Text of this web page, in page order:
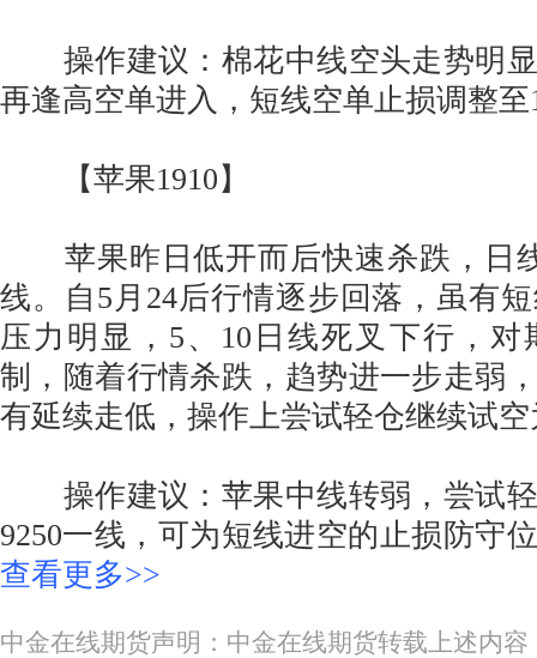
操作建议：棉花中线空头走势明显
再逢高空单进入，短线空单止损调整至
【苹果1910】
苹果昨日低开而后快速杀跌，日
线。自5月24后行情逐步回落，虽有
压力明显，5、10日线死叉下行，对
制，随着行情杀跌，趋势进一步走弱
有延续走低，操作上尝试轻仓继续试
操作建议：苹果中线转弱，尝试轻
9250一线，可为短线进空的止损防守
查看更多>>
中金在线期货声明：中金在线期货转载上述内